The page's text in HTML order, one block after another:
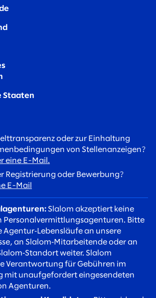
Staaten
oder zur Einhaltung
von Stellenanzeigen?
eine E-Mail.
Registrierung oder Bewerbung?
E-Mail
Slalom akzeptiert keine
Personalvermittlungsagenturen. Bitte
Agentur‑Lebensläufe an unsere
an Slalom‑Mitarbeitende oder an
weiter. Slalom
Verantwortung für Gebühren im
mit unaufgefordert eingesendeten
Agenturen.